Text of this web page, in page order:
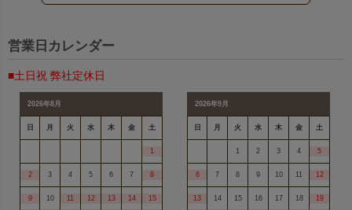
営業日カレンダー
■土日祝 弊社定休日
2026年8月
日 月 火 水 木 金 土
1
2 3 4 5 6 7 8
9 10 11 12 13 14 15
2026年9月
日 月 火 水 木 金 土
1 2 3 4 5
6 7 8 9 10 11 12
13 14 15 16 17 18 19